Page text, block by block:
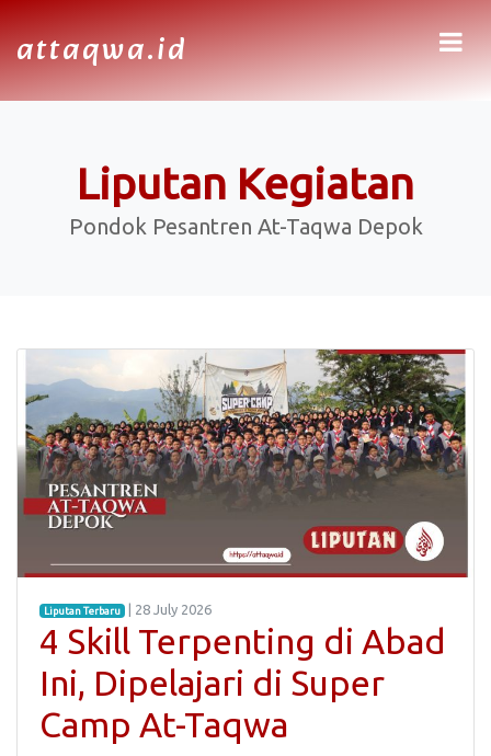
attaqwa.id
Liputan Kegiatan
Pondok Pesantren At-Taqwa Depok
Liputan Terbaru | 28 July 2026
4 Skill Terpenting di Abad
Ini, Dipelajari di Super
Camp At-Taqwa